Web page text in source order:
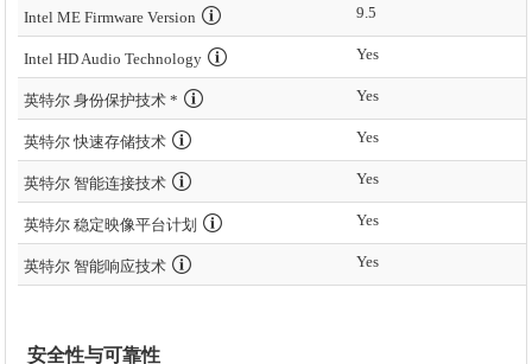
Intel ME Firmware Version 9.5
Intel HD Audio Technology Yes
英特尔 身份保护技术 * Yes
英特尔 快速存储技术 Yes
英特尔 智能连接技术 Yes
英特尔 稳定映像平台计划 Yes
英特尔 智能响应技术 Yes
安全性与可靠性